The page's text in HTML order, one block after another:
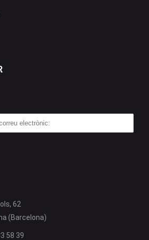
62
(Barcelona)
58 39